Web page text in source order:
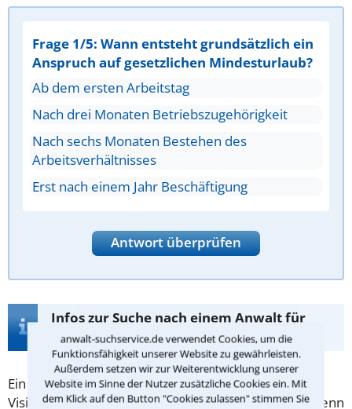
anwalt-suchservice.de verwendet Cookies, um die
Funktionsfähigkeit unserer Website zu gewährleisten.
Außerdem setzen wir zur Weiterentwicklung unserer
Website im Sinne der Nutzer zusätzliche Cookies ein. Mit
dem Klick auf den Button "Cookies zulassen" stimmen Sie
Frage 1/5: Wann entsteht grundsätzlich ein
Anspruch auf gesetzlichen Mindesturlaub?
Ab dem ersten Arbeitstag
Nach drei Monaten Betriebszugehörigkeit
Nach sechs Monaten Bestehen des
Arbeitsverhältnisses
Erst nach einem Jahr Beschäftigung
Antwort überprüfen
Infos zur Suche nach einem Anwalt für
Arbeitszeugnis in Lutherstadt Wittenberg
Ein Arbeitszeugniskann die entscheidende
Visitenkarte für ein neues Arbeitsverhältnis sein - wenn